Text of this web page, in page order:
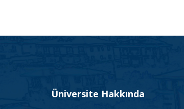
Üniversite Hakkında